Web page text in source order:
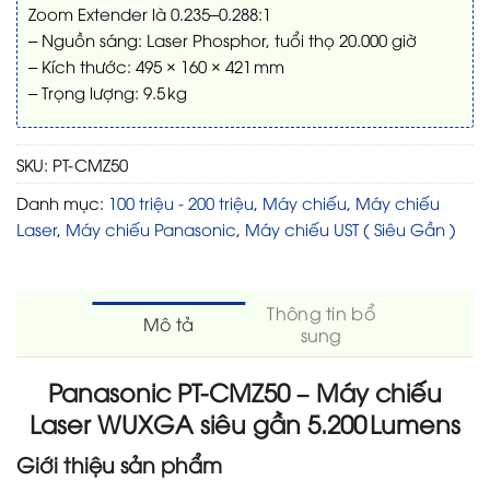
Zoom Extender là 0.235–0.288:1
– Nguồn sáng: Laser Phosphor, tuổi thọ 20.000 giờ
– Kích thước: 495 × 160 × 421 mm
– Trọng lượng: 9.5 kg
SKU: PT-CMZ50
Danh mục: 100 triệu - 200 triệu Máy chiếu Máy chiếu
Laser, Máy chiếu Panasonic Máy chiếu UST ( Siêu Gần )
Mô tả
Thông tin bổ
sung
Panasonic PT-CMZ50 – Máy chiếu
Laser WUXGA siêu gần 5.200 Lumens
Giới thiệu sản phẩm